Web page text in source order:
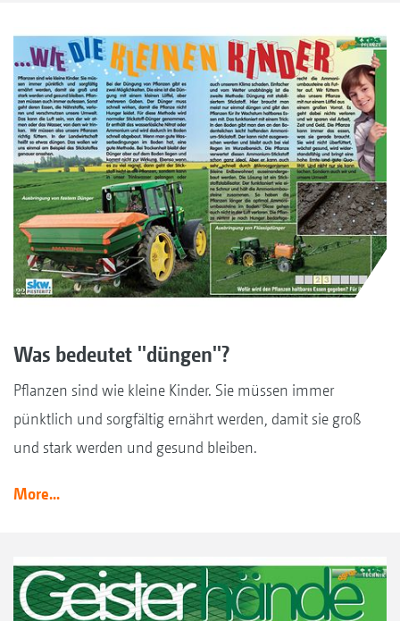
Was bedeutet ''düngen''?
Pflanzen sind wie kleine Kinder. Sie müssen immer
pünktlich und sorgfältig ernährt werden, damit sie groß
und stark werden und gesund bleiben.
More...